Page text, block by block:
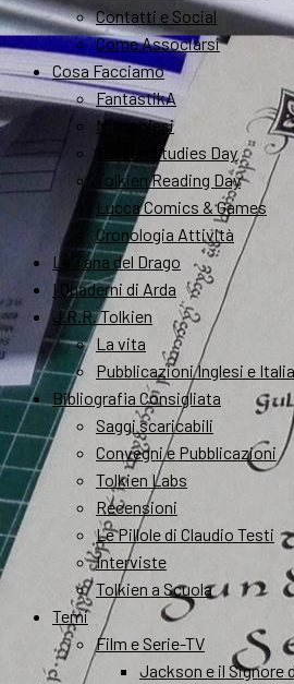
Contatti e Social
Come Associarsi
Cosa Facciamo
FantastikA
Mitopoiesi
Tolkien Studies Day
Tolkien Reading Day
Lucca Comics & Games
Cronologia Attività
La Tana del Drago
I Quaderni di Arda
J.R.R. Tolkien
La vita
Pubblicazioni Inglesi e
Bibliografia Consigliata
Saggi scaricabili
Convegni e Pubblicazioni
Tolkien Labs
Recensioni
Le Pillole di Claudio Testi
Interviste
Tolkien a Scuola
Temi
Film e Serie-TV
Jackson e il Signore